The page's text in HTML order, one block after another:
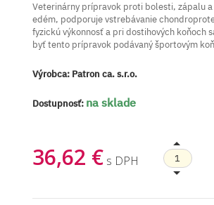
Veterinárny prípravok proti bolesti, zápalu
edém, podporuje vstrebávanie
fyzickú výkonnosť a pri dostihových koňoch
byť tento prípravok podávaný športovým
Výrobca: Patron ca. s.r.o.
Dostupnosť: na sklade
36,62 € s DPH